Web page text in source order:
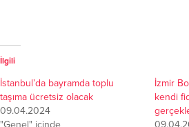
İlgili
İstanbul’da bayramda toplu
taşıma ücretsiz olacak
09.04.2024
İzmir
kendi